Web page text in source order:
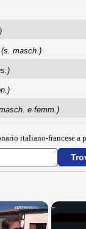
(s. masch.)
e femm.)
italiano-francese a
×